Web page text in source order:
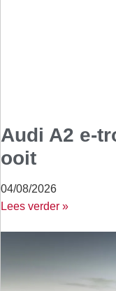
Audi A2 e-
ooit
04/08/2026
Lees verder »